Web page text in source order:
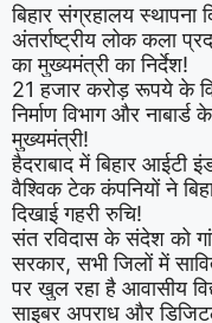
बिहार संग्रहालय
अंतर्राष्ट्रीय लोक कला
का मुख्यमंत्री का निर्देश!
21 हजार करोड़ रूपये के
निर्माण विभाग और
मुख्यमंत्री!
हैदराबाद में बिहार आईटी
वैश्विक टेक कंपनियों ने
दिखाई गहरी रुचि!
संत रविदास के संदेश को
सरकार, सभी जिलों में
पर खुल रहा है आवासीय
साइबर अपराध और